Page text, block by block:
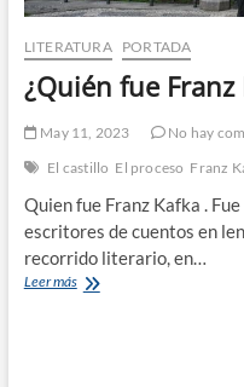
LITERATURA PORTADA
¿Quién fue Franz
May 11, 2023
No hay
El castillo El proceso Franz
Quien fue Franz Kafka .
escritores de cuentos en
recorrido literario, en…
Leer más¿Quién